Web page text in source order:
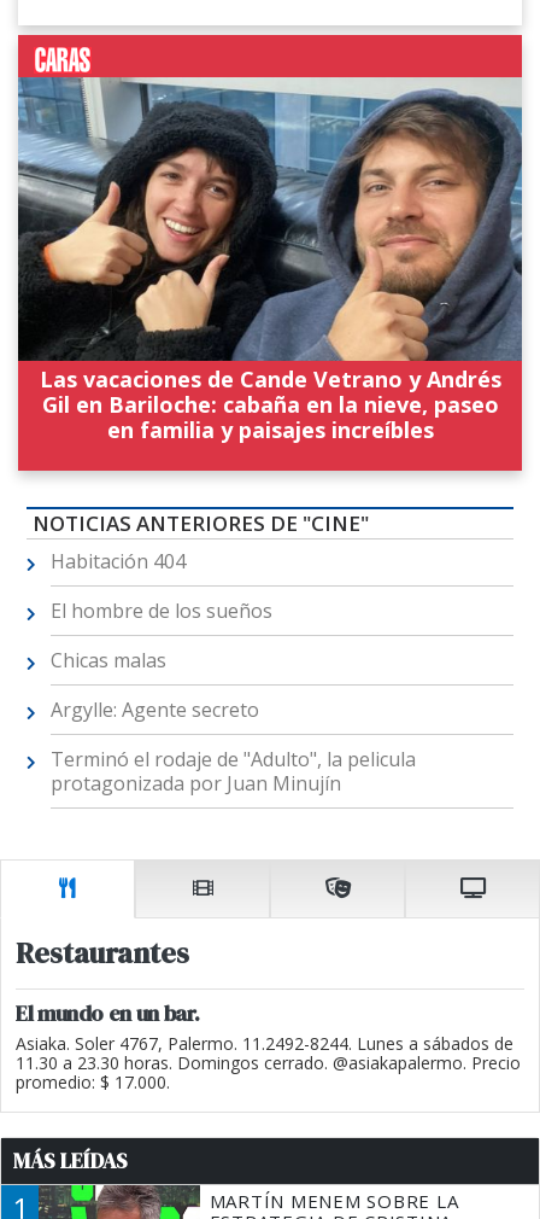
Las vacaciones de Cande Vetrano y Andrés
Gil en Bariloche: cabaña en la nieve, paseo
en familia y paisajes increíbles
NOTICIAS ANTERIORES DE "CINE"
Habitación 404
El hombre de los sueños
Chicas malas
Argylle: Agente secreto
Terminó el rodaje de "Adulto", la pelicula
protagonizada por Juan Minujín
Restaurantes
El mundo en un bar.
Asiaka. Soler 4767, Palermo. 11.2492-8244. Lunes a sábados de
11.30 a 23.30 horas. Domingos cerrado. @asiakapalermo. Precio
promedio: $ 17.000.
MÁS LEÍDAS
1
MARTÍN MENEM SOBRE LA